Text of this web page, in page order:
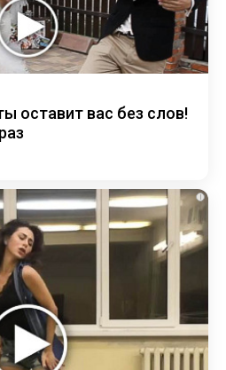
оставит вас без слов!
i